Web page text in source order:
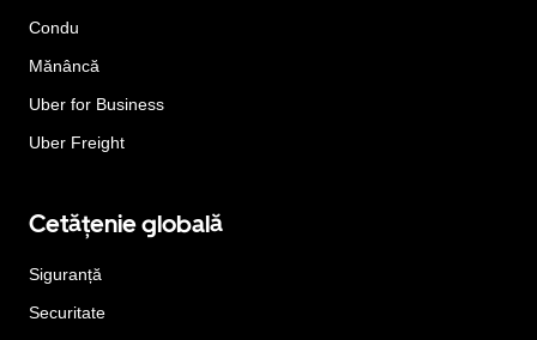
Condu
Mănâncă
Uber for Business
Uber Freight
Cetățenie globală
Siguranță
Securitate